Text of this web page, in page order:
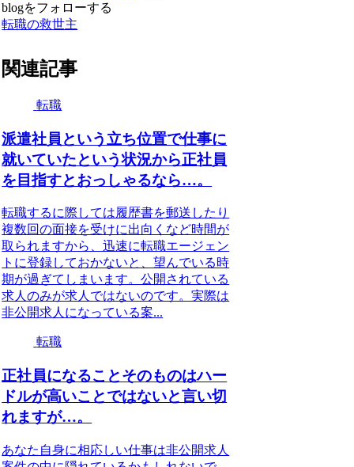
blogをフォローする
転職の救世主
関連記事
転職
派遣社員という立ち位置で仕事に
就いていたという状況から正社員
を目指すとおっしゃるなら…。
転職するに際しては履歴書を郵送したり
複数回の面接を受けに出向くなど時間が
取られますから、迅速に転職エージェン
トに登録しておかないと、望んでいる時
期が過ぎてしまいます。公開されている
求人のみが求人ではないのです。実際は
非公開求人になっている案...
転職
正社員になることそのものはハー
ドルが高いことではないと言い切
れますが…。
あなた自身に相応しい仕事は非公開求人